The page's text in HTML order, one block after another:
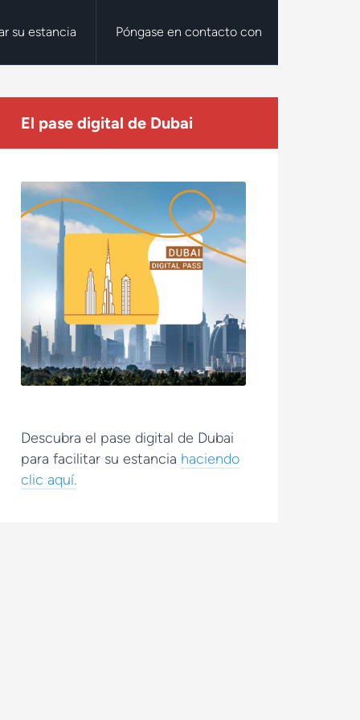
su estancia Póngase en contacto con
El pase digital de Dubai
Descubra el pase digital de Dubai
para facilitar su estancia haciendo
clic aquí.